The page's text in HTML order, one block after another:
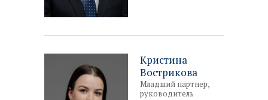
Кристина
Вострикова
Младший партнер,
руководитель